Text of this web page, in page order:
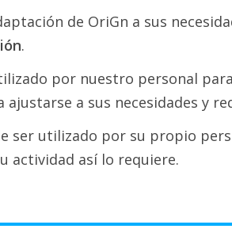
de OriGn a sus
.
por nuestro personal
ajustarse a sus necesidades y
ser utilizado por su propio
actividad así lo requiere.